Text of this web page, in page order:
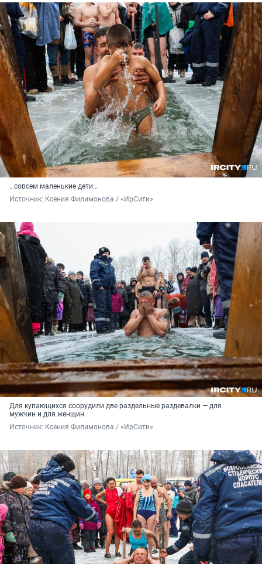
…совсем маленькие дети…
Источник: Ксения Филимонова / «ИрСити»
Для купающихся соорудили две раздельные раздевалки — для
мужчин и для женщин
Источник: Ксения Филимонова / «ИрСити»